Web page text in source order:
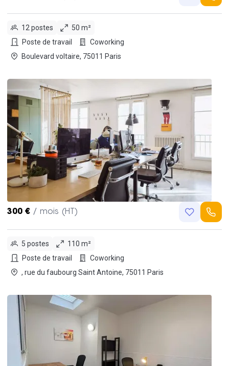
12 postes
50 m²
Poste de travail
Coworking
Boulevard voltaire, 75011 Paris
300 € / mois (HT)
5 postes
110 m²
Poste de travail
Coworking
, rue du faubourg Saint Antoine, 75011 Paris